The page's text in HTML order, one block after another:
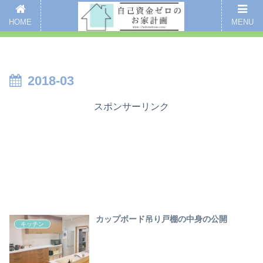
新着記事 愛用品まとめインスタグラム 掃除 全記事一覧
ここをクリックするとブログのご案内ページにいくよ
2018-03
スポンサーリンク
キッチン
カップボード吊り戸棚の中身の公開
HOME MENU